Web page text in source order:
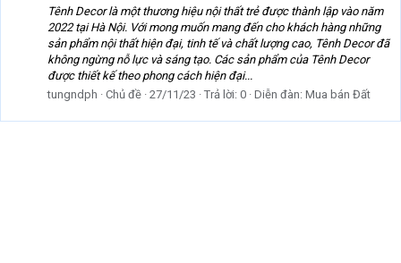
Tênh Decor là một thương hiệu nội thất trẻ được thành lập vào năm
2022 tại Hà Nội. Với mong muốn mang đến cho khách hàng những
sản phẩm nội thất hiện đại, tinh tế và chất lượng cao, Tênh Decor đã
không ngừng nỗ lực và sáng tạo. Các sản phẩm của Tênh Decor
được thiết kế theo phong cách hiện đại...
tungndph
Chủ đề 27/11/23 Trả lời: 0 Diễn đàn: Mua bán Đất